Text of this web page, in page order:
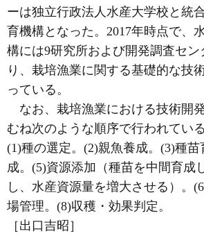
ーは独立行政法人水産大学校と統
育機構となった。2017年時点で、
構には9研究所および開発調査セ
り、栽培漁業に関する基礎的な技
っている。
なお、栽培漁業における技術開
むね次のような順序で行われている
(1)種の選定。(2)親魚養成。(3)種苗
成。(5)資源添加（種苗を中間育成
し、水産資源量を増大させる）。
場管理。(8)収穫・効果判定。
［出口吉昭］